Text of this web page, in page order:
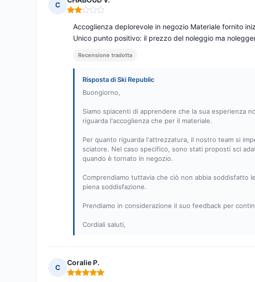
C
Nota: 2 su 5
Accoglienza deplorevole in negozio Materiale fornito
Unico punto positivo: il prezzo del noleggio ma
Recensione tradotta
Risposta di Ski Republic
Buongiorno,
Siamo spiacenti di apprendere che la sua esperienza
riguarda l'accoglienza che per il materiale.
Per quanto riguarda l'attrezzatura, il nostro team si
sciatore. Nel caso specifico, sono stati proposti sci
quando è tornato in negozio.
Comprendiamo tuttavia che ciò non abbia
piena soddisfazione.
Prendiamo in considerazione il suo feedback per
Cordiali saluti,
C
Coralie P.
Nota: 5 su 5